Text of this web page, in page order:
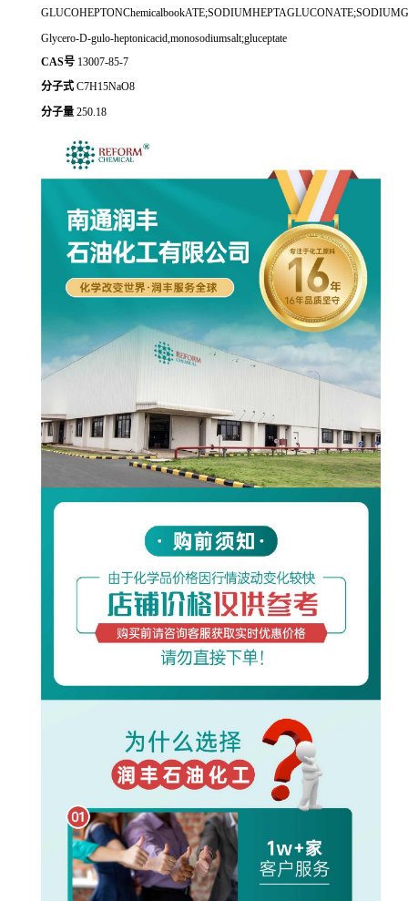
Glycero-D-gulo-heptonicacid,monosodiumsalt;gluceptate
CAS号 13007-85-7
分子式 C7H15NaO8
分子量 250.18